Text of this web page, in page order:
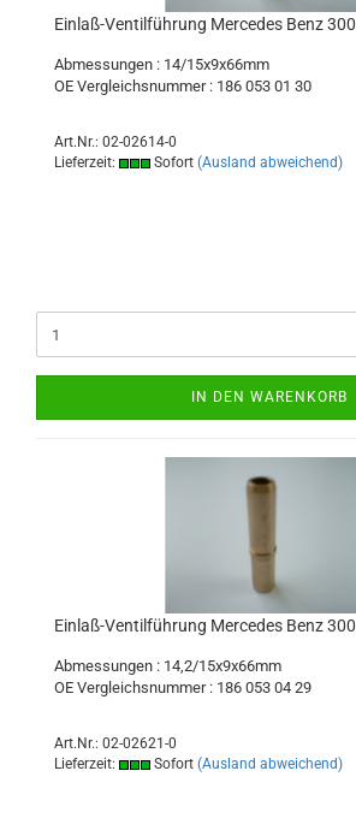
Einlaß-Ventilführung Mercedes Benz
Abmessungen : 14/15x9x66mm
OE Vergleichsnummer : 186 053 01 30
Art.Nr.: 02-02614-0
Lieferzeit:
Sofort (Ausland abweichend)
IN DEN WARENKORB
Einlaß-Ventilführung Mercedes Benz
Abmessungen : 14,2/15x9x66mm
OE Vergleichsnummer : 186 053 04 29
Art.Nr.: 02-02621-0
Lieferzeit:
Sofort (Ausland abweichend)